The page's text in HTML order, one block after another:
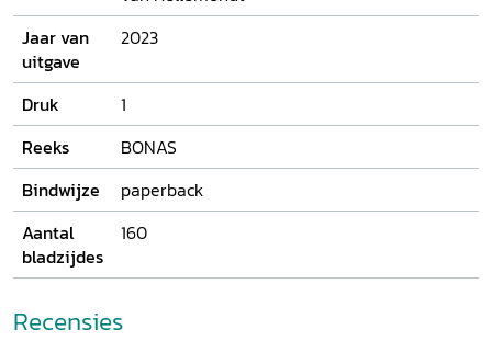
Jaar van
uitgave
2023
Druk
1
Reeks
BONAS
Bindwijze
paperback
Aantal
bladzijdes
160
Recensies